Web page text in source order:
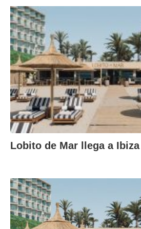
Lobito de Mar llega a Ibiza